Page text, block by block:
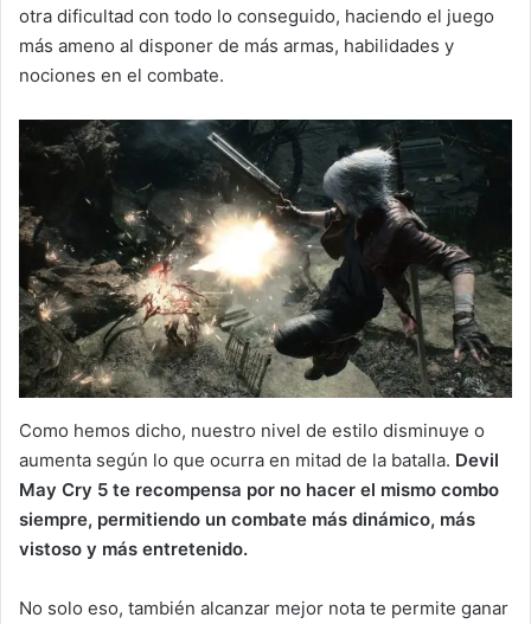
otra dificultad con todo lo conseguido, haciendo el juego
más ameno al disponer de más armas, habilidades y
nociones en el combate.
Como hemos dicho, nuestro nivel de estilo disminuye o
aumenta según lo que ocurra en mitad de la batalla. Devil
May Cry 5 te recompensa por no hacer el mismo combo
siempre, permitiendo un combate más dinámico, más
vistoso y más entretenido.
No solo eso, también alcanzar mejor nota te permite ganar